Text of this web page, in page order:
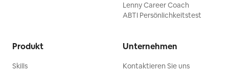
Lenny Career Coach
ABTI Persönlichkeitstest
Produkt
Skills
Unternehmen
Kontaktieren Sie uns